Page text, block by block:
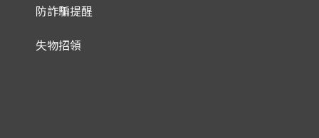
防詐騙提醒
失物招領